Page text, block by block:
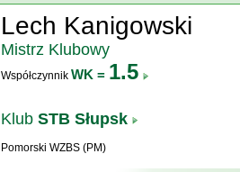
Lech Kanigowski
Mistrz Klubowy
Współczynnik WK = 1.5
Klub STB Słupsk
Pomorski WZBS (PM)